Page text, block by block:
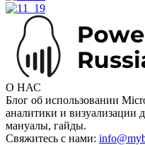
О НАС
Блог об использовании
аналитики и визуализации
мануалы, гайды.
Свяжитесь с нами: